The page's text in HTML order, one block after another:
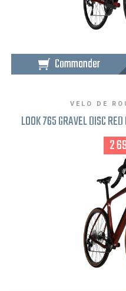
Commander
VELO DE
LOOK 765 GRAVEL DISC
2